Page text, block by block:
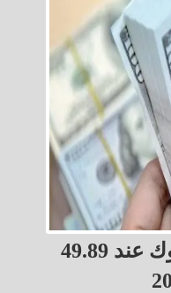
أعلى سعر للدولار في البنوك عند 49.89